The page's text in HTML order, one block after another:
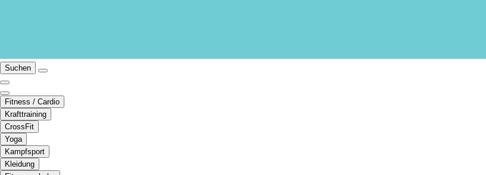
Suchen
Fitness / Cardio
Krafttraining
CrossFit
Yoga
Kampfsport
Kleidung